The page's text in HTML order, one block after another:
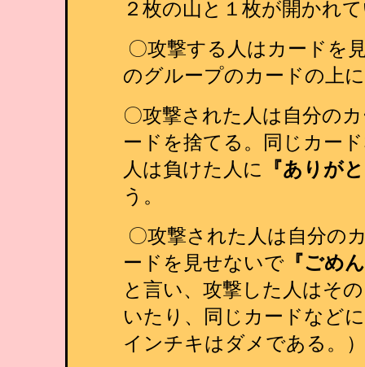
２枚の山と１枚が開かれ
〇攻撃する人はカードを
のグループのカードの上
〇攻撃された人は自分の
ードを捨てる。同じカー
人は負けた人に
『ありが
う。
〇攻撃された人は自分の
ードを見せないで 『ごめ
と言い、攻撃した人はそ
いたり、同じカードなど
インチキはダメである。）